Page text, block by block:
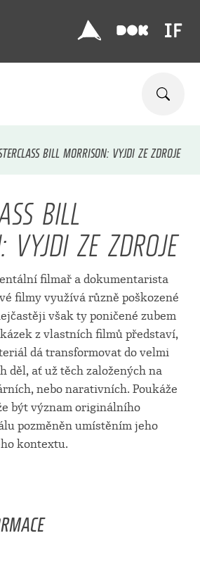
BILL MORRISON: VYJDI ZE ZDROJE
BILL
VYJDI ZE ZDROJE
filmař a dokumentarista
filmy využívá různě poškozené
však ty poničené zubem
z vlastních filmů představí,
dá transformovat do velmi
děl, ať už těch založených na
nebo narativních. Poukáže
být význam originálního
pozměněn umístěním jeho
kontextu.